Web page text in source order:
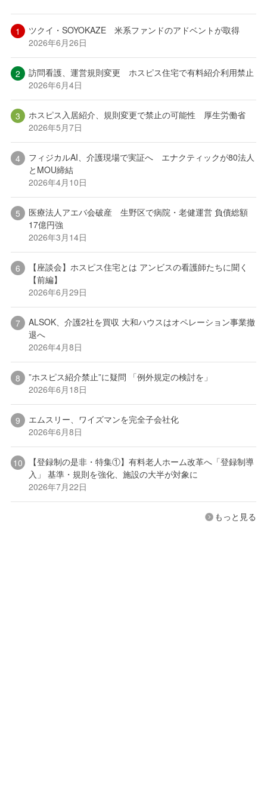
ツクイ・SOYOKAZE 米系ファンドのアドベントが取得
2026年6月26日
訪問看護、運営規則変更 ホスピス住宅で有料紹介利用禁止
2026年6月4日
ホスピス入居紹介、規則変更で禁止の可能性 厚生労働省
2026年5月7日
フィジカルAI、介護現場で実証へ エナクティックが80法人
とMOU締結
2026年4月10日
医療法人アエバ会破産 生野区で病院・老健運営 負債総額
17億円強
2026年3月14日
【座談会】ホスピス住宅とは アンビスの看護師たちに聞く
【前編】
2026年6月29日
ALSOK、介護2社を買収 大和ハウスはオペレーション事業撤
退へ
2026年4月8日
”ホスピス紹介禁止”に疑問 「例外規定の検討を」
2026年6月18日
エムスリー、ワイズマンを完全子会社化
2026年6月8日
【登録制の是非・特集①】有料老人ホーム改革へ「登録制導
入」 基準・規則を強化、施設の大半が対象に
2026年7月22日
もっと見る